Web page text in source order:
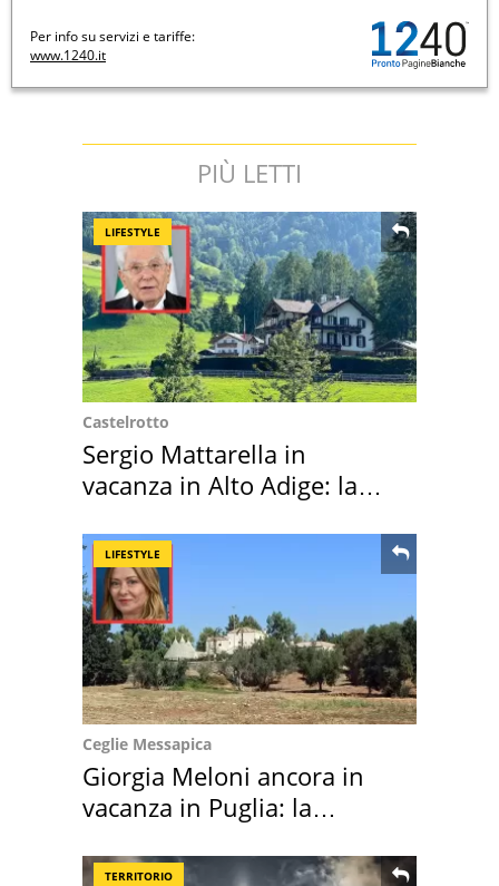
Per info su servizi e tariffe:
www.1240.it
PIÙ LETTI
LIFESTYLE
Castelrotto
Sergio Mattarella in
vacanza in Alto Adige: la
LIFESTYLE
Ceglie Messapica
Giorgia Meloni ancora in
vacanza in Puglia: la
TERRITORIO